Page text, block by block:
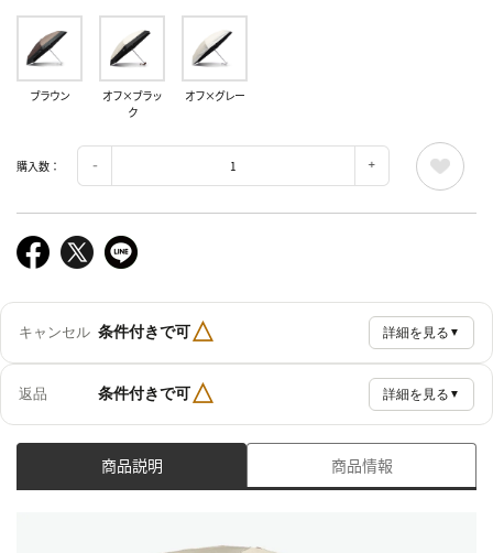
ブラウン
オフ×ブラッ
ク
オフ×グレー
購入数：
キャンセル 条件付きで可△ 詳細を見る ▼
返品 条件付きで可△ 詳細を見る ▼
商品説明 商品情報